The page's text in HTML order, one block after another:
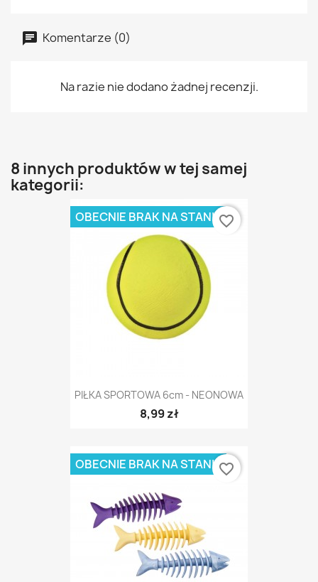
Komentarze (0)
Na razie nie dodano żadnej recenzji.
8 innych produktów w tej samej
kategorii:
PIŁKA SPORTOWA 6cm - NEONOWA
8,99 zł
OBECNIE BRAK NA STANIEfavorite_border
OBECNIE BRAK NA STANIEfavorite_border